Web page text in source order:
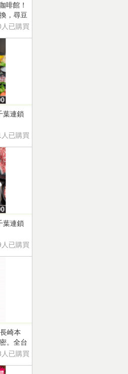
啡館！
，尋豆
品美味
人已購買
葉連鎖
人已購買
葉連鎖
人已購買
崎本
。全台
福烘焙
人已購買